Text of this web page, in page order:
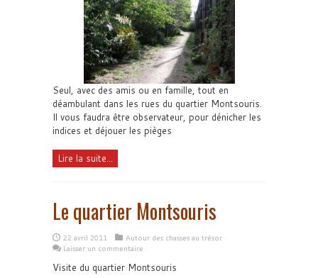
Seul, avec des amis ou en famille, tout en
déambulant dans les rues du quartier Montsouris.
Il vous faudra être observateur, pour dénicher les
indices et déjouer les pièges
Lire la suite...
Le quartier Montsouris
22 avril 2011
Autour des chasses au trésor
Laisser un commentaire
Visite du quartier Montsouris